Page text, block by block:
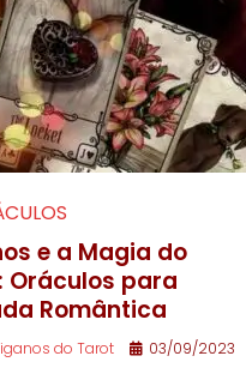
e a Magia do
Oráculos para
Romântica
do Tarot 03/09/2023